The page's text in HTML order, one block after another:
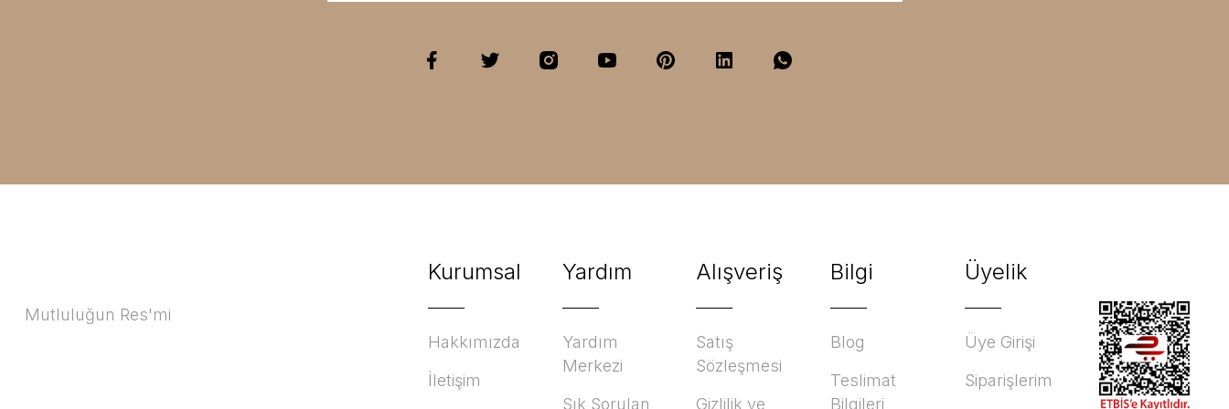
Mutluluğun Res'mi
Kurumsal
Hakkımızda
İletişim
Yardım
Yardım
Merkezi
Sık Sorulan
Alışveriş
Satış
Sözleşmesi
Gizlilik ve
Bilgi
Blog
Teslimat
Bilgileri
Üyelik
Üye Girişi
Siparişlerim